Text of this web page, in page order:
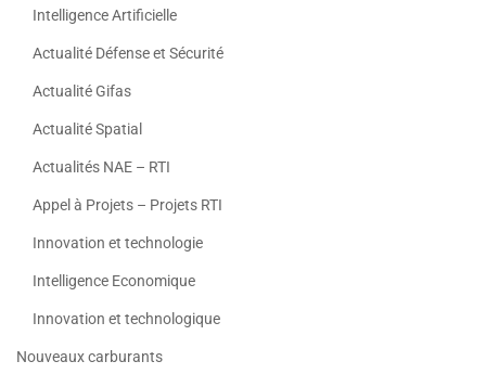
Intelligence Artificielle
Actualité Défense et Sécurité
Actualité Gifas
Actualité Spatial
Actualités NAE – RTI
Appel à Projets – Projets RTI
Innovation et technologie
Intelligence Economique
Innovation et technologique
Nouveaux carburants